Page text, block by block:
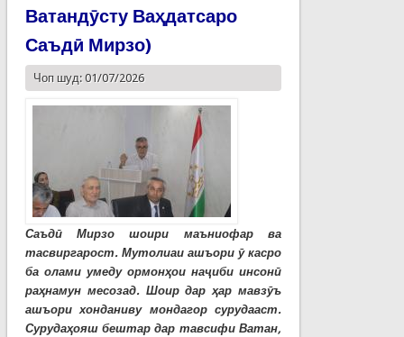
Ватандӯсту Ваҳдатсаро
Саъдӣ Мирзо)
Чоп шуд: 01/07/2026
Саъдӣ Мирзо шоири маъниофар ва
тасвиргарост. Мутолиаи ашъори ӯ касро
ба олами умеду ормонҳои наҷиби инсонӣ
раҳнамун месозад. Шоир дар ҳар мавзӯъ
ашъори хонданиву мондагор сурудааст.
Сурудаҳояш бештар дар тавсифи Ватан,